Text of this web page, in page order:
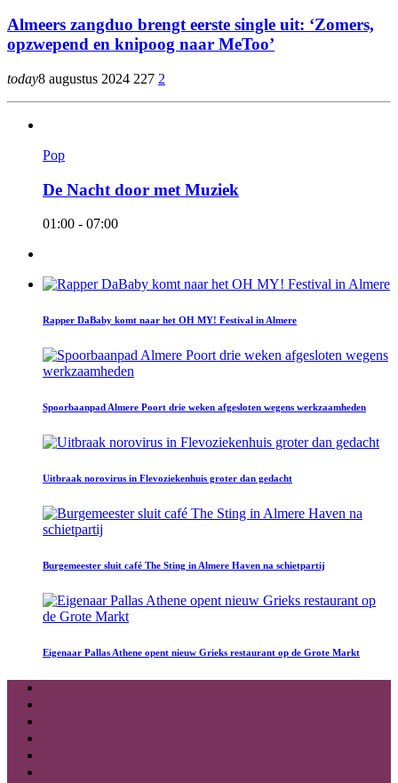
Almeers zangduo brengt eerste single uit: ‘Zomers,
opzwepend en knipoog naar MeToo’
today8 augustus 2024 227 2
Pop
De Nacht door met Muziek
01:00 - 07:00
Rapper DaBaby komt naar het OH MY! Festival in Almere
Spoorbaanpad Almere Poort drie weken afgesloten wegens werkzaamheden
Uitbraak norovirus in Flevoziekenhuis groter dan gedacht
Burgemeester sluit café The Sting in Almere Haven na schietpartij
Eigenaar Pallas Athene opent nieuw Grieks restaurant op de Grote Markt